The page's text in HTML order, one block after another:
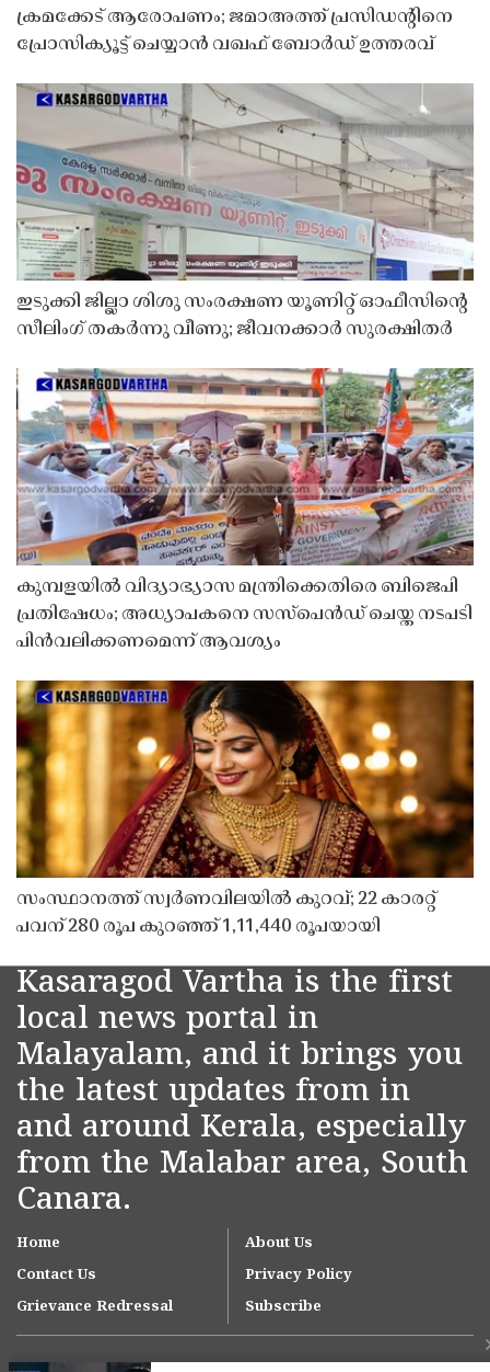
ക്രമക്കേട് ആരോപണം; ജമാഅത്ത് പ്രസിഡന്റിനെ
പ്രോസിക്യൂട്ട് ചെയ്യാൻ വഖഫ് ബോർഡ് ഉത്തരവ്
ഇടുക്കി ജില്ലാ ശിശു സംരക്ഷണ യൂണിറ്റ് ഓഫീസിൻ്റെ
സീലിംഗ് തകർന്നു വീണു; ജീവനക്കാർ സുരക്ഷിതർ
കുമ്പളയിൽ വിദ്യാഭ്യാസ മന്ത്രിക്കെതിരെ ബിജെപി
പ്രതിഷേധം; അധ്യാപകനെ സസ്‌പെൻഡ് ചെയ്ത നടപടി
പിൻവലിക്കണമെന്ന് ആവശ്യം
സംസ്ഥാനത്ത് സ്വർണവിലയിൽ കുറവ്; 22 കാരറ്റ്
പവന് 280 രൂപ കുറഞ്ഞ് 1,11,440 രൂപയായി
Kasaragod Vartha is the first
local news portal in
Malayalam, and it brings you
the latest updates from in
and around Kerala, especially
from the Malabar area, South
Canara.
Home
About Us
Contact Us
Privacy Policy
Grievance Redressal
Subscribe